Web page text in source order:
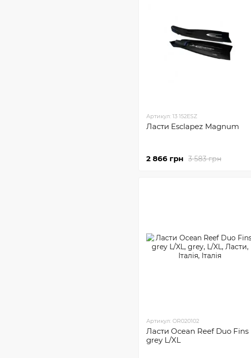
Артикул: 13 152ESZ
Ласти Esclapez Magnum
3 583 грн
2 866 грн
Артикул: OR020102
Ласти Ocean Reef Duo Fins
grey L/XL